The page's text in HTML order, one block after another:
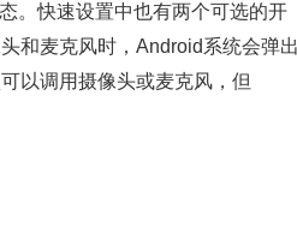
。快速设置中也有两个可选的开
和麦克风时，Android系统会弹
以调用摄像头或麦克风，但